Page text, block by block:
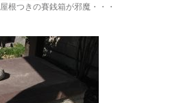
根つきの賽銭箱が邪魔・・・